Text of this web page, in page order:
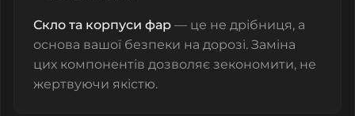
Скло та корпуси фар — це не дрібниця, а
основа вашої безпеки на дорозі. Заміна
цих компонентів дозволяє зекономити, не
жертвуючи якістю.